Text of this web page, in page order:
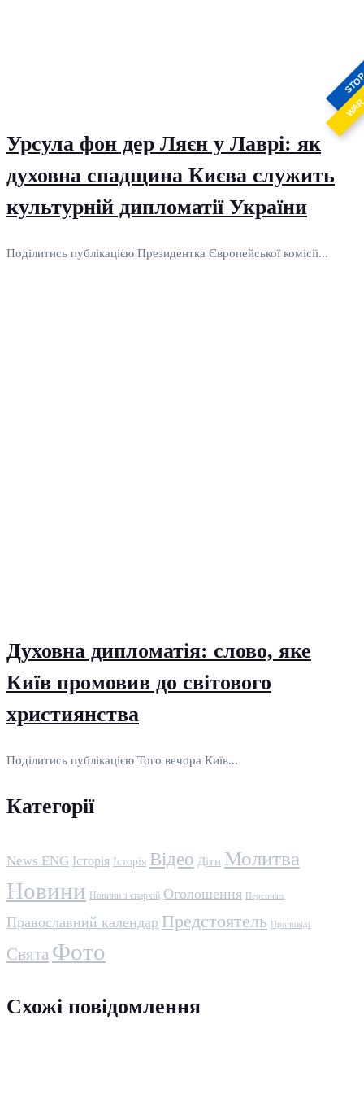
Урсула фон дер Ляєн у Лаврі: як
духовна спадщина Києва служить
культурній дипломатії України
Поділитись публікацією Президентка Європейської комісії...
Духовна дипломатія: слово, яке
Київ промовив до світового
християнства
Поділитись публікацією Того вечора Київ...
Категорії
News ENG Історія Історія Відео Діти Молитва
Новини Новини з єпархій Оголошення Персоналі
Православний календар Предстоятель Проповіді
Свята Фото
Схожі повідомлення